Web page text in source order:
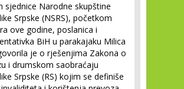
sjednice Narodne skupštine
Srpske (NSRS), početkom
ove godine, poslanica i
BiH u parakajaku Milica
je o rješenjima Zakona o
i drumskom saobraćaju
Srpske (RS) kojim se definiše